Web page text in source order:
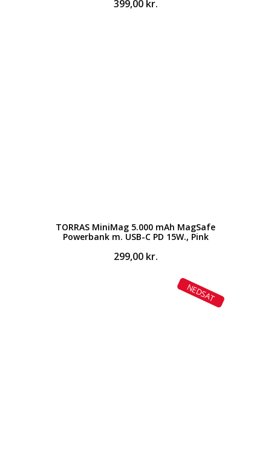
399,00 kr.
TORRAS MiniMag 5.000 mAh MagSafe
Powerbank m. USB-C PD 15W., Pink
299,00 kr.
NEDSAT